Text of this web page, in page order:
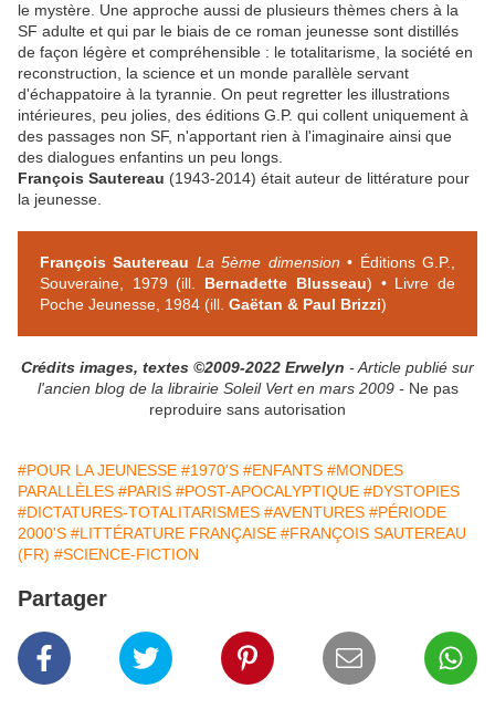
le mystère. Une approche aussi de plusieurs thèmes chers à la
SF adulte et qui par le biais de ce roman jeunesse sont distillés
de façon légère et compréhensible : le totalitarisme, la société en
reconstruction, la science et un monde parallèle servant
d'échappatoire à la tyrannie. On peut regretter les illustrations
intérieures, peu jolies, des éditions G.P. qui collent uniquement à
des passages non SF, n'apportant rien à l'imaginaire ainsi que
des dialogues enfantins un peu longs.
François Sautereau (1943-2014) était auteur de littérature pour
la jeunesse.
François Sautereau La 5ème dimension • Éditions G.P.,
Souveraine, 1979 (ill. Bernadette Blusseau) • Livre de
Poche Jeunesse, 1984 (ill. Gaëtan & Paul Brizzi)
Crédits images, textes ©2009-2022 Erwelyn - Article publié sur
l'ancien blog de la librairie Soleil Vert en mars 2009 - Ne pas
reproduire sans autorisation
#POUR LA JEUNESSE #1970'S #ENFANTS #MONDES
PARALLÈLES #PARIS #POST-APOCALYPTIQUE #DYSTOPIES
#DICTATURES-TOTALITARISMES #AVENTURES #PÉRIODE
2000'S #LITTÉRATURE FRANÇAISE #FRANÇOIS SAUTEREAU
(FR) #SCIENCE-FICTION
Partager